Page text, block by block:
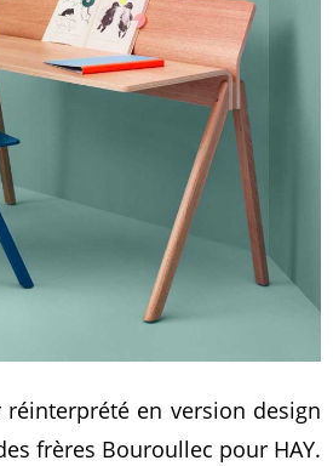
en version design
frères Bouroullec pour HAY.